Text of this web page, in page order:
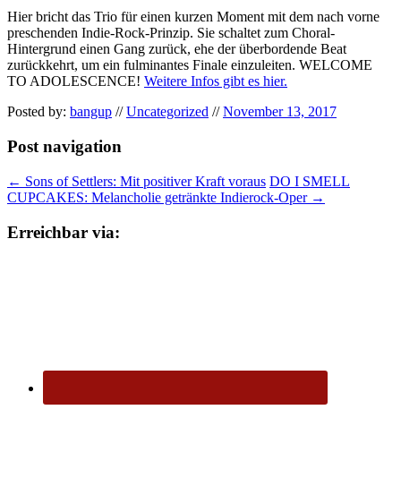
Hier bricht das Trio für einen kurzen Moment mit dem nach vorne
preschenden Indie-Rock-Prinzip. Sie schaltet zum Choral-
Hintergrund einen Gang zurück, ehe der überbordende Beat
zurückkehrt, um ein fulminantes Finale einzuleiten. WELCOME
TO ADOLESCENCE! Weitere Infos gibt es hier.
Posted by: bangup // Uncategorized // November 13, 2017
Post navigation
← Sons of Settlers: Mit positiver Kraft voraus DO I SMELL
CUPCAKES: Melancholie getränkte Indierock-Oper →
Erreichbar via: